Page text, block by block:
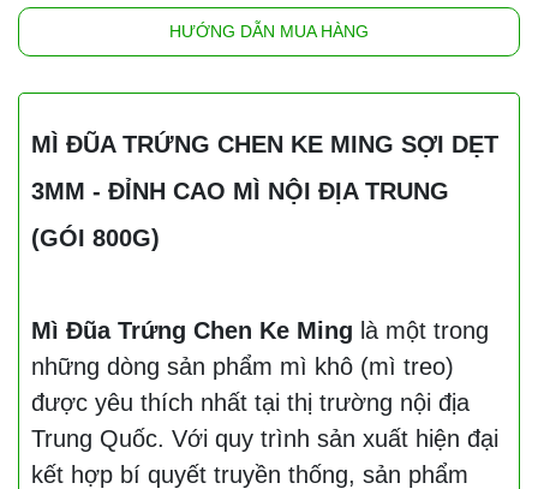
HƯỚNG DẪN MUA HÀNG
MÌ ĐŨA TRỨNG CHEN KE MING SỢI DẸT
3MM - ĐỈNH CAO MÌ NỘI ĐỊA TRUNG
(GÓI 800G)
Mì Đũa Trứng Chen Ke Ming là một trong
những dòng sản phẩm mì khô (mì treo)
được yêu thích nhất tại thị trường nội địa
Trung Quốc. Với quy trình sản xuất hiện đại
kết hợp bí quyết truyền thống, sản phẩm